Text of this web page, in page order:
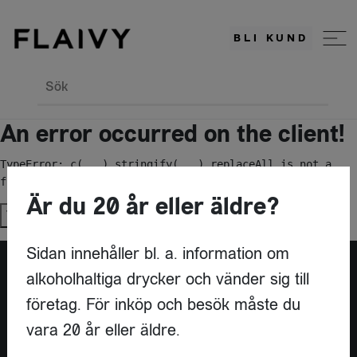
BLI KUND
Sök
An error occurred on the client!
TypeError: c(...).stringify(...).replaceAll is not a
function
Try again
Är du leverantör?
Är du 20 år eller äldre?
Sidan innehåller bl. a. information om
alkoholhaltiga drycker och vänder sig till
företag. För inköp och besök måste du
vara 20 år eller äldre.